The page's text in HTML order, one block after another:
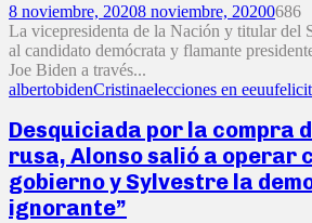
8 noviembre, 20208 noviembre, 20200686
La vicepresidenta de la Nación y titular del
al candidato demócrata y flamante
Joe Biden a través...
albertobidenCristinaelecciones en eeuu
Desquiciada por la compra
rusa, Alonso salió a operar
gobierno y Sylvestre la
ignorante”